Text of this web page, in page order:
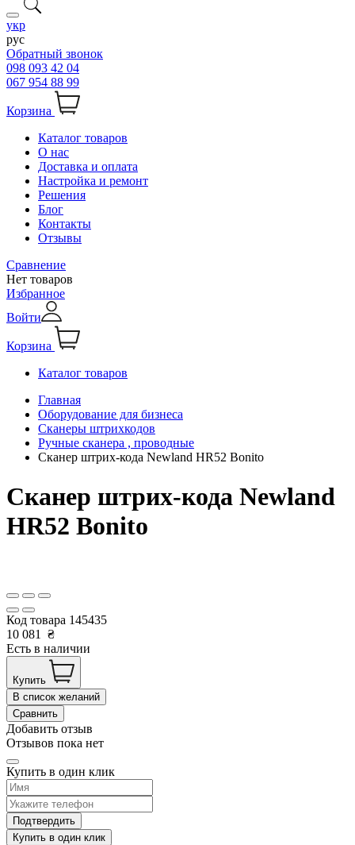
укр
рус
Обратный звонок
098 093 42 04
067 954 88 99
Корзина
Каталог товаров
О нас
Доставка и оплата
Настройка и ремонт
Решения
Блог
Контакты
Отзывы
Сравнение
Нет товаров
Избранное
Войти
Корзина
Каталог товаров
Главная
Оборудование для бизнеса
Сканеры штрихкодов
Ручные сканера , проводные
Сканер штрих-кода Newland HR52 Bonito
Сканер штрих-кода Newland
HR52 Bonito
Код товара 145435
10 081
₴
Есть в наличии
Купить
В список желаний
Сравнить
Добавить отзыв
Отзывов пока нет
Купить в один клик
Подтвердить
Купить в один клик